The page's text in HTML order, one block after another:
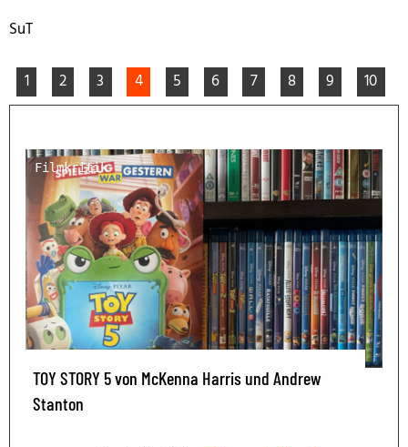
SuT
1 2 3 4 5 6 7 8 9 10
Filmkritik
TOY STORY 5 von McKenna Harris und Andrew
Stanton